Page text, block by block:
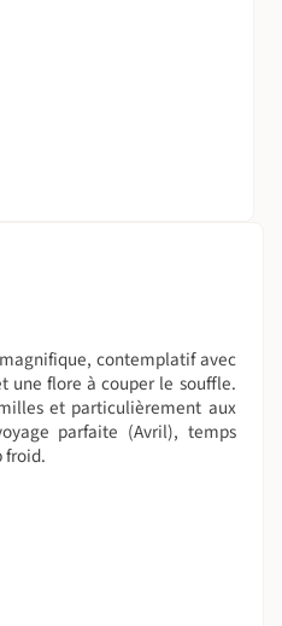
contemplatif avec
une flore à couper le souffle.
et particulièrement aux
parfaite (Avril), temps
froid.